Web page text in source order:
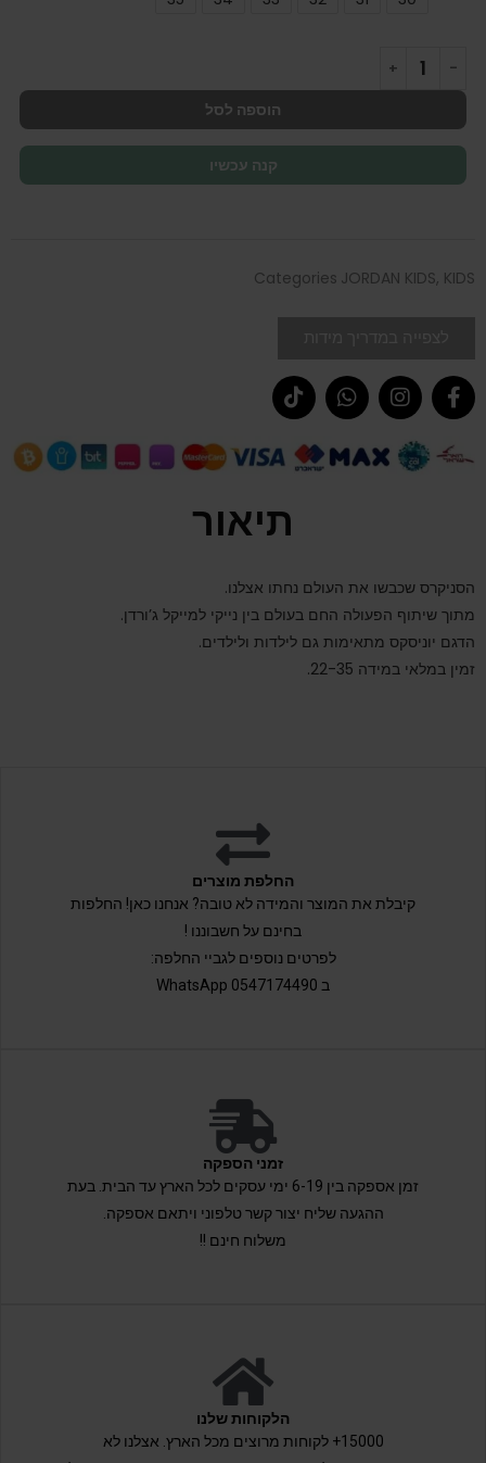
הוספה לסל
קנה עכשיו
Categories JORDAN KIDS, KIDS
תיאור
הסניקרס שכבשו את העולם נחתו אצלנו.
מתוך שיתוף הפעולה החם בעולם בין נייקי למייקל ג’ורדן.
הדגם יוניסקס מתאימות גם לילדות ולילדים.
זמין במלאי במידה 22-35.
החלפת מוצרים
קיבלת את המוצר והמידה לא טובה? אנחנו כאן! החלפות
בחינם על חשבוננו !
לפרטים נוספים לגביי החלפה:
ב 0547174490 WhatsApp
זמני הספקה
זמן אספקה בין 6-19 ימי עסקים לכל הארץ עד הבית. בעת
ההגעה שליח יצור קשר טלפוני ויתאם אספקה.
משלוח חינם !!
הלקוחות שלנו
15000+ לקוחות מרוצים מכל הארץ. אצלנו לא